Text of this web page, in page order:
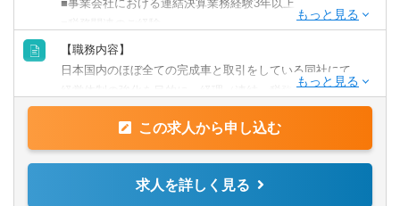
■事業会社における連結決算業務経験3年以上
【歓迎経験・スキル】
■英語（読み書きレベル）
■メーカーやメガバンクご出身の方
【職務内容】
日本国内のほぼ全ての完成車と取引をしている同社にて、
経営体制の強化を目的に、経理（連結・税務管理）課長候
【具体的には】
・会計方針管理、連結財務諸表の作成、監査法人対応、開
この求人から申し込む
求人を詳しく見る